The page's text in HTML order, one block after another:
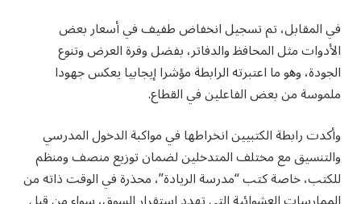
في المقابل، تم تسجيل انخفاض طفيف في أسعار بعض
الأدوات مثل المحافظ والدفاتر، بفضل وفرة العرض وتنوع
الجودة، وهو ما اعتبرته الرابطة مؤشرا إيجابيا يعكس جهودا
ملموسة من بعض الفاعلين في القطاع.
وأكدت رابطة الكتبيين انخراطها في مواكبة الدخول المدرسي
والتنسيق مع مختلف المتدخلين لضمان توزيع منصف ومنظم
للكتب، خاصة كتب “مدرسة الريادة”، محذرة في الوقت ذاته من